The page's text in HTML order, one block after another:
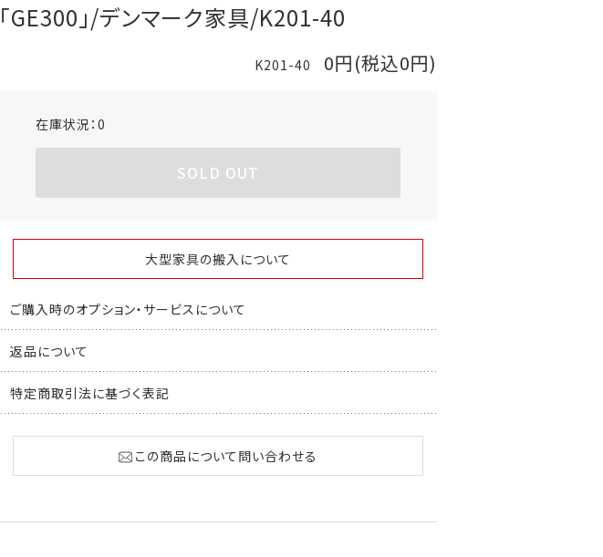
「GE300」/デンマーク家具/K201-40
K201-40 0円(税込0円)
在庫状況： 0
SOLD OUT
大型家具の搬入について
ご購入時のオプション・サービスについて
返品について
特定商取引法に基づく表記
この商品について問い合わせる